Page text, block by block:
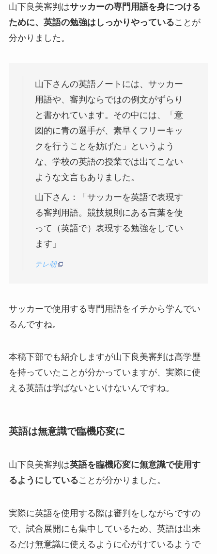
山下良美審判はサッカーの専門用語を身につける
ために、英語の勉強はしっかりやっていることが
分かりました。
山下さんの英語ノートには、サッカー
用語や、審判ならではの例文がずらり
と書かれています。その中には、「意
図的に青の選手が、素早くフリーキッ
クを行うことを妨げた」というよう
な、学校の英語の授業では出てこない
ような文言もありました。
山下さん：「サッカーを英語で表現す
る審判用語。競技規則にある言葉を使
って（英語で）表現する勉強をしてい
ます」
テレ朝
サッカーで使用する専門用語をイチから学んでい
るんですね。
本稿下部でも紹介しますが山下良美審判は高学歴
を持っていたことが分かっていますが、実際に使
える英語は学ばないといけないんですね。
英語は無意識で臨機応変に
山下良美審判は英語を臨機応変に無意識で使用す
るようにしていることが分かりました。
実際に英語を使用する際は審判をしながらですの
で、試合展開にも集中しているため、英語は出来
るだけ無意識に使えるように心がけているようで